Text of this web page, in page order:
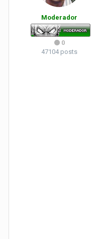
Moderador
0
47104 posts